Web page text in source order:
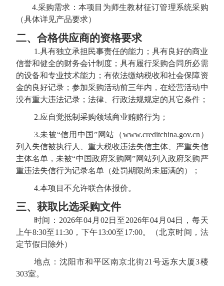
4.采购需求：本项目为师生教材征订管理系统采购
（具体详见产品要求）
二、合格供应商的资格要求
1.具有独立承担民事责任的能力；具有良好的商业
信誉和健全的财务会计制度；具有履行采购合同所必需
的设备和专业技术能力；有依法缴纳税收和社会保障资
金的良好记录；参加采购活动前三年内，在经营活动中
没有重大违法记录；法律、行政法规规定的其它条件；
2.应自觉抵制采购领域商业贿赂行为；
3.未被“信用中国”网站（www.creditchina.gov.cn）
列入失信被执行人、重大税收违法失信主体、严重失信
主体名单，未被“中国政府采购网”网站列入政府采购严
重违法失信行为记录名单（处罚期限尚未届满的）；
4.本项目不允许联合体报价。
三、 获取比选采购文件
时间： 2026年04月02日至2026年04月04日，每天
上午8:30至11:30，下午13:00至17:00。（北京时间，法
定节假日除外）
地点：沈阳市和平区南京北街21号远东大厦3楼
303室。